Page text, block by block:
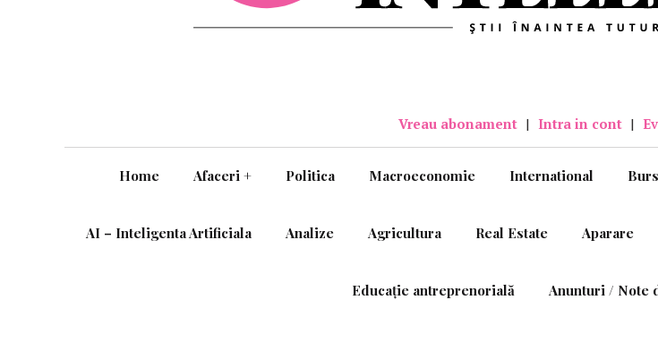
Vreau abonament | Intra in cont |
Home Afaceri + Politica Macroeconomie International
AI – Inteligenta Artificiala Analize Agricultura Real Estate Aparare
Educație antreprenorială Anunturi / Note